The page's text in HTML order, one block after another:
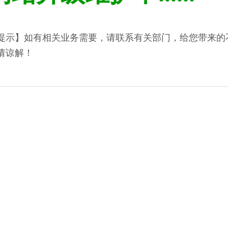
示】如有相关业务需要，请联系有关部门，给您带来的
谅解！